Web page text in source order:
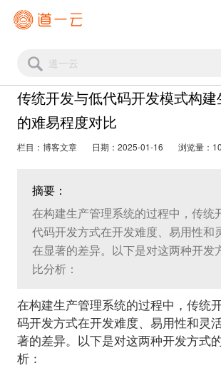
传统开发与低代码开发模式构
的难易程度对比
栏目：博客文章 日期：2025-01-16 浏览量：
摘要：
在构建生产管理系统的过程中，传统
代码开发方式在开发难度、易用性和
在显著的差异。以下是对这两种开发
比分析：
在构建生产管理系统的过程中，传统
码开发方式在开发难度、易用性和灵
著的差异。以下是对这两种开发方式
析：